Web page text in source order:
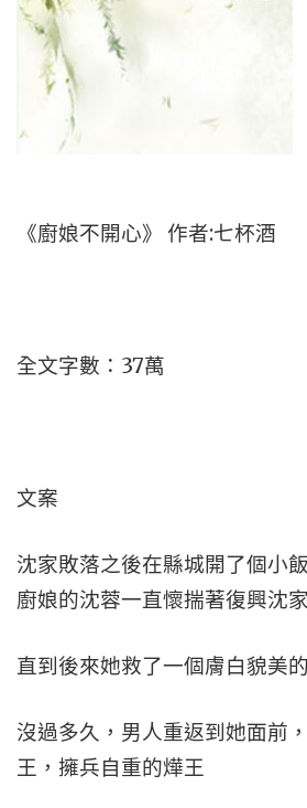
《廚娘不開心》 作者:七杯酒
全文字數：37萬
文案
沈家敗落之後在縣城開了個小
廚娘的沈蓉一直懷揣著復興沈
直到後來她救了一個膚白貌美
沒過多久，男人重返到她面前
王，擁兵自重的燁王